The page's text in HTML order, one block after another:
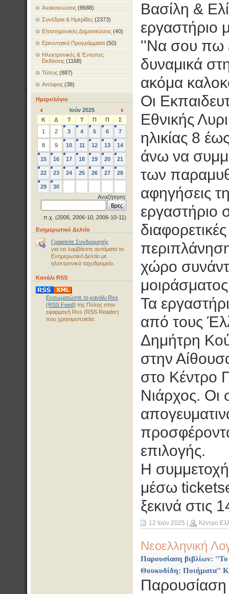
Ανακοινώσεις (8688)
Συνέδρια & Ημερίδες (2373)
Επιστημονικές Δημοσιεύσεις (40)
Ερευνητικά Προγράμματα (50)
Ηλεκτρονικές & Έντυπες
Εκδόσεις (1168)
Τύπος (887)
Απόψεις (38)
Ημερολόγιο
<
Ιούν 2025
>
Κ Δ Τ Τ Π Π
Σ
1
2 3 4 5 6 7
8 9 10 11 12 13 14
15 16 17 18 19 20 21
22 23 24 25 26 27 28
29
30
Αναζήτηση:
π.χ. (2006, 2006-10, 2006-10-11)
Ενημερωτικό Δελτίο
Γραφτείτε Συνδρομητής
για να λαμβάνετε αυτόματα το
Ενημερωτικό Δελτίο με
ηλεκτρονικό ταχυδρομείο.
Κανάλι RSS
Ενσωματώστε το κανάλι Rss
(RSS Feed) της Πύλης στην
εφαρμογή Rss (RSS Reader)
που χρησιμοποιείτε.
Βασίλη &
εργαστήριο
''Να σου πω
δυναμικά
ακόμα
Οι
Εθνικής
ηλικίας 8
άνω να
των
αφηγήσεις
εργαστήριο
χώρο
Τα
από τους
Δημήτρη
στην
στο Κέντρο
Νιάρχος. Οι
επιλογής.
Η
μέσω
ξεκινά στις
12 Ιούν 2025 Κέντρο
Νεοελληνική
Παρουσίαση βιβλίων:
Θουκυδίδη: Ποιήματα''
Παρουσίαση